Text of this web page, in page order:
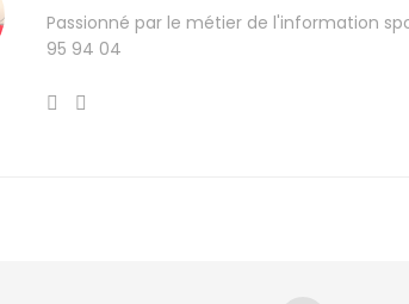
Passionné par le métier de l'information
95 94 04